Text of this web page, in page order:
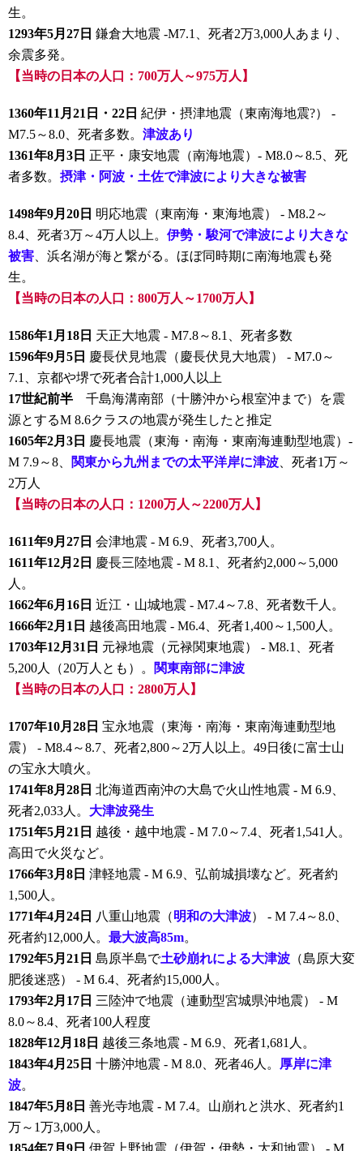
生。
1293年5月27日 鎌倉大地震 -M7.1、死者2万3,000人あまり、
余震多発。
【当時の日本の人口：700万人～975万人】
1360年11月21日・22日 紀伊・摂津地震（東南海地震?） -
M7.5～8.0、死者多数。 津波あり
1361年8月3日 正平・康安地震（南海地震）- M8.0～8.5、死
者多数。 摂津・阿波・土佐で津波により大きな被害
1498年9月20日 明応地震（東南海・東海地震） - M8.2～
8.4、死者3万～4万人以上。 伊勢・駿河で津波により大きな
被害 、浜名湖が海と繋がる。ほぼ同時期に南海地震も発
生。
【当時の日本の人口：800万人～1700万人】
1586年1月18日 天正大地震 - M7.8～8.1、死者多数
1596年9月5日 慶長伏見地震（慶長伏見大地震） - M7.0～
7.1、京都や堺で死者合計1,000人以上
17世紀前半 千島海溝南部（十勝沖から根室沖まで）を震
源とするM 8.6クラスの地震が発生したと推定
1605年2月3日 慶長地震（東海・南海・東南海連動型地震）-
M 7.9～8、
関東から九州までの太平洋岸に津波 、死者1万～
2万人
【当時の日本の人口：1200万人～2200万人】
1611年9月27日 会津地震 - M 6.9、死者3,700人。
1611年12月2日 慶長三陸地震 - M 8.1、死者約2,000～5,000
人。
1662年6月16日 近江・山城地震 - M7.4～7.8、死者数千人。
1666年2月1日 越後高田地震 - M6.4、死者1,400～1,500人。
1703年12月31日 元禄地震（元禄関東地震） - M8.1、死者
5,200人（20万人とも）。
関東南部に津波
【当時の日本の人口：2800万人】
1707年10月28日 宝永地震（東海・南海・東南海連動型地
震） - M8.4～8.7、死者2,800～2万人以上。49日後に富士山
の宝永大噴火。
1741年8月28日 北海道西南沖の大島で火山性地震 - M 6.9、
死者2,033人。 大津波発生
1751年5月21日 越後・越中地震 - M 7.0～7.4、死者1,541人。
高田で火災など。
1766年3月8日 津軽地震 - M 6.9、弘前城損壊など。死者約
1,500人。
1771年4月24日 八重山地震（明和の大津波） - M 7.4～8.0、
死者約12,000人。 最大波高85m。
1792年5月21日 島原半島で土砂崩れによる大津波 （島原大変
肥後迷惑） - M 6.4、死者約15,000人。
1793年2月17日 三陸沖で地震（連動型宮城県沖地震） - M
8.0～8.4、死者100人程度
1828年12月18日 越後三条地震 - M 6.9、死者1,681人。
1843年4月25日 十勝沖地震 - M 8.0、死者46人。 厚岸に津
波。
1847年5月8日 善光寺地震 - M 7.4。山崩れと洪水、死者約1
万～1万3,000人。
1854年7月9日 伊賀上野地震（伊賀・伊勢・大和地震） - M